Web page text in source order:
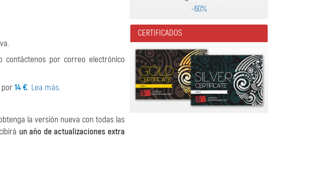
contáctenos por correo electrónico
por14 €. Lea más.
la versión nueva con todas las
un año de actualizaciones extra
-60%
CERTIFICADOS